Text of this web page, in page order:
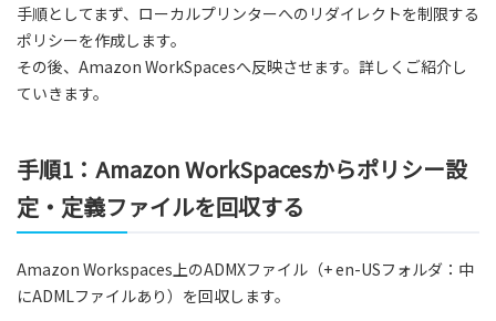
手順としてまず、ローカルプリンターへのリダイレクトを制限する
ポリシーを作成します。
その後、Amazon WorkSpacesへ反映させます。詳しくご紹介し
ていきます。
手順1：Amazon WorkSpacesからポリシー設
定・定義ファイルを回収する
Amazon Workspaces上のADMXファイル（+ en-USフォルダ：中
にADMLファイルあり）を回収します。